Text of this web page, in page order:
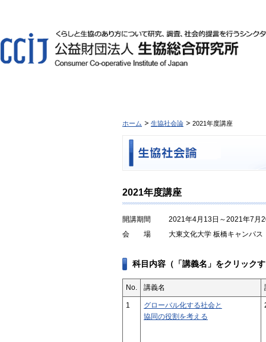
ホーム 生協社会論 2021年度講座
2021年度講座
開講期間
2021年4月13日～2021年7月
会 場
大東文化大学 板橋キャンパス
科目内容（「講義名」をクリック
No. 講義名
1
グローバル化する社会と
協同の役割を考える